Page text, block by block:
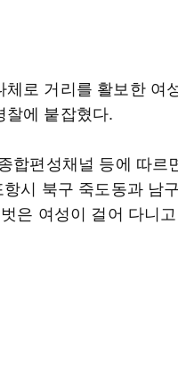
체로 거리를 활보한 여
찰에 붙잡혔다.
합편성채널 등에 따르
시 북구 죽도동과 남
은 여성이 걸어 다니